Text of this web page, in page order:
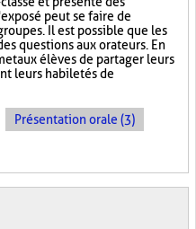
peut se faire de
Il est possible que les
questions aux orateurs. En
aux élèves de partager leurs
leurs habiletés de
Présentation orale (3)